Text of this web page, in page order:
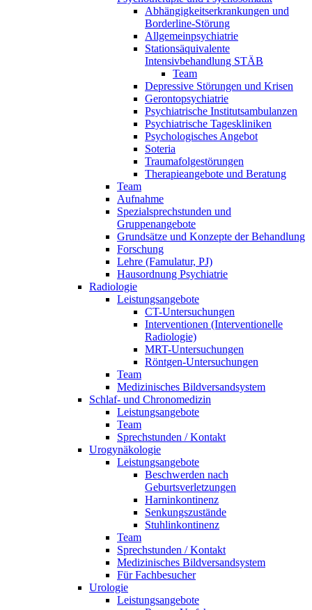
Abhängigkeitserkrankungen und
Borderline-Störung
Allgemeinpsychiatrie
Stationsäquivalente
Intensivbehandlung STÄB
Team
Depressive Störungen und Krisen
Gerontopsychiatrie
Psychiatrische Institutsambulanzen
Psychiatrische Tageskliniken
Psychologisches Angebot
Soteria
Traumafolgestörungen
Therapieangebote und Beratung
Team
Aufnahme
Spezialsprechstunden und
Gruppenangebote
Grundsätze und Konzepte der Behandlung
Forschung
Lehre (Famulatur, PJ)
Hausordnung Psychiatrie
Radiologie
Leistungsangebote
CT-Untersuchungen
Interventionen (Interventionelle
Radiologie)
MRT-Untersuchungen
Röntgen-Untersuchungen
Team
Medizinisches Bildversandsystem
Schlaf- und Chronomedizin
Leistungsangebote
Team
Sprechstunden / Kontakt
Urogynäkologie
Leistungsangebote
Beschwerden nach
Geburtsverletzungen
Harninkontinenz
Senkungszustände
Stuhlinkontinenz
Team
Sprechstunden / Kontakt
Medizinisches Bildversandsystem
Für Fachbesucher
Urologie
Leistungsangebote